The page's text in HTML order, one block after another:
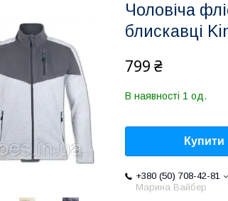
Чоловіча
блискавці
799 ₴
В наявності 1 од.
Купити
+380 (50) 708-42-81
Марина Вайбер